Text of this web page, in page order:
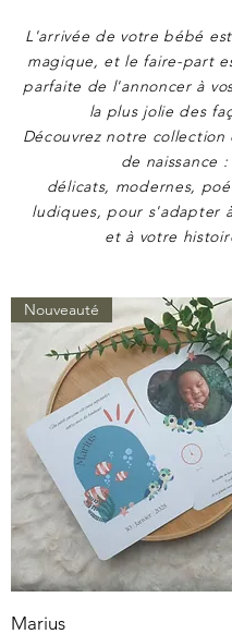
L'arrivée de votre bébé
magique, et le faire-part
parfaite de l'annoncer à
la plus jolie des
Découvrez notre
de naissance :
délicats, modernes,
ludiques, pour s'adapter
et à votre
Nouveauté
Marius